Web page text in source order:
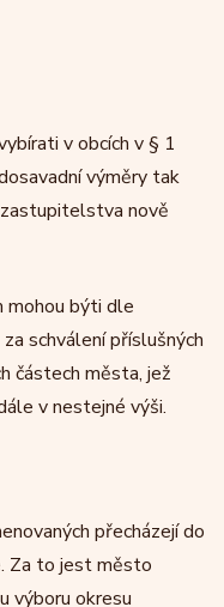
v obcích v § 1
výměry tak
nově
mohou býti dle
schválení příslušných
částech města, jež
v nestejné výši.
přecházejí do
Za to jest město
výboru okresu